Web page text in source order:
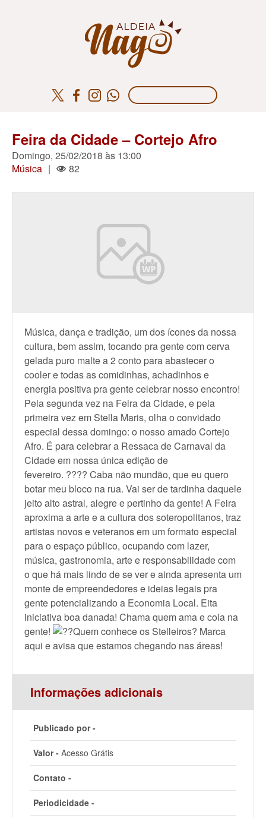
Feira da Cidade – Cortejo Afro
Domingo, 25/02/2018 às 13:00
Música | 82
Música, dança e tradição, um dos ícones da nossa
cultura, bem assim, tocando pra gente com cerva
gelada puro malte a 2 conto para abastecer o
cooler e todas as comidinhas, achadinhos e
energia positiva pra gente celebrar nosso encontro!
Pela segunda vez na Feira da Cidade, e pela
primeira vez em Stella Maris, olha o convidado
especial dessa domingo: o nosso amado Cortejo
Afro. É para celebrar a Ressaca de Carnaval da
Cidade em nossa única edição de
fevereiro. ???? Caba não mundão, que eu quero
botar meu bloco na rua. Vai ser de tardinha daquele
jeito alto astral, alegre e pertinho da gente! A Feira
aproxima a arte e a cultura dos soteropolitanos, traz
artistas novos e veteranos em um formato especial
para o espaço público, ocupando com lazer,
música, gastronomia, arte e responsabilidade com
o que há mais lindo de se ver e ainda apresenta um
monte de empreendedores e ideias legais pra
gente potencializando a Economia Local. Eita
iniciativa boa danada! Chama quem ama e cola na
gente!
??Quem conhece os Stelleiros? Marca
aqui e avisa que estamos chegando nas áreas!
Informações adicionais
Publicado por -
Valor - Acesso Grátis
Contato -
Periodicidade -